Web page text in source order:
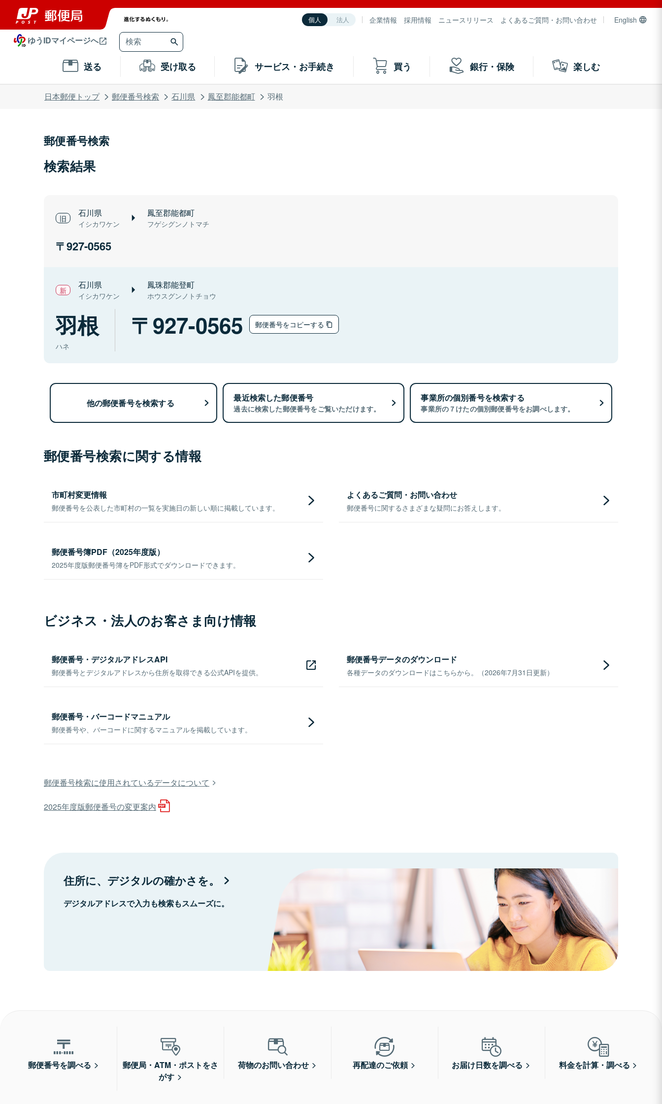
個人 法人 企業情報 採用情報 ニュースリリース よくあるご質問・お問い合わせ English
ゆうIDマイページへ
送る 受け取る サービス・お手続き 買う 銀行・保険 楽しむ
日本郵便トップ 郵便番号検索 石川県 鳳至郡能都町 羽根
郵便番号検索
検索結果
石川県
イシカワケン
鳳至郡能都町
フゲシグンノトマチ
927-0565
石川県
イシカワケン
鳳珠郡能登町
ホウスグンノトチョウ
羽根
ハネ
927-0565 郵便番号をコピーする
他の郵便番号を検索する 最近検索した郵便番号
過去に検索した郵便番号をご覧いただけます。
事業所の個別番号を検索する
事業所の７けたの個別郵便番号をお調べします。
郵便番号検索に関する情報
市町村変更情報
郵便番号を公表した市町村の一覧を実施日の新しい順に掲載しています。
よくあるご質問・お問い合わせ
郵便番号に関するさまざまな疑問にお答えします。
郵便番号簿PDF（2025年度版）
2025年度版郵便番号簿をPDF形式でダウンロードできます。
ビジネス・法人のお客さま向け情報
郵便番号・デジタルアドレスAPI
郵便番号とデジタルアドレスから住所を取得できる公式APIを提供。
郵便番号データのダウンロード
各種データのダウンロードはこちらから。（2026年7月31日更新）
郵便番号・バーコードマニュアル
郵便番号や、バーコードに関するマニュアルを掲載しています。
郵便番号検索に使用されているデータについて
2025年度版郵便番号の変更案内
住所に、デジタルの確かさを。
デジタルアドレスで入力も検索もスムーズに。
郵便番号を調べる
郵便局・ATM・ポストをさ
がす
荷物のお問い合わせ 再配達のご依頼 お届け日数を調べる 料金を計算・調べる